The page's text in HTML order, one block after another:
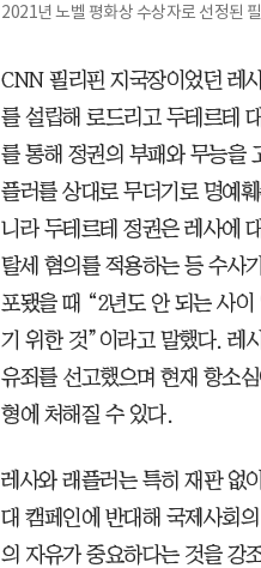
2021년 노벨 평화상 수상자로 선정된
CNN 필리핀 지국장이었던 레
를 설립해 로드리고 두테르테
를 통해 정권의 부패와 무능을
플러를 상대로 무더기로 명예
니라 두테르테 정권은 레사에
탈세 혐의를 적용하는 등 수사
포됐을 때 “2년도 안 되는 사
기 위한 것”이라고 말했다. 레
유죄를 선고했으며 현재 항소
형에 처해질 수 있다.
레사와 래플러는 특히 재판 없
대 캠페인에 반대해 국제사회
의 자유가 중요하다는 것을 강